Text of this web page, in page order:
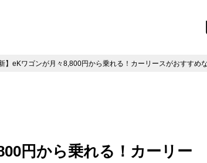
】eKワゴンが月々8,800円から乗れる！カーリースがおすすめ
円から乗れる！カーリー